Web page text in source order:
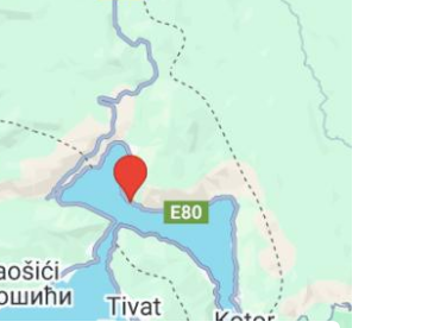
(28-48 m2 s čiastočným výhľadom na
čiastočným alebo úplným výhľadom
· Junior Suite
(32-45 m2 s
Deluxe Sea View
(32-38 m2 s výhľadom
oknom na druhom poschodí)
(72 m2 , s priamym výhľadom na more a